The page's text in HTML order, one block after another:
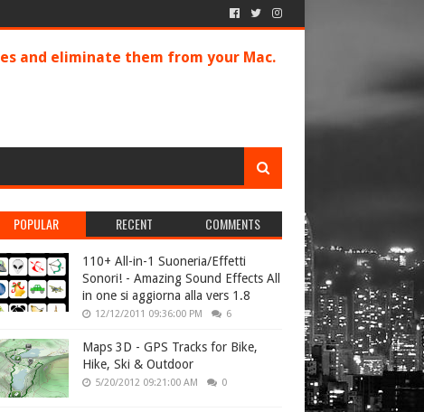
and eliminate them from your Mac.
POPULAR RECENT COMMENTS
110+ All-in-1 Suoneria/Effetti
Sonori! - Amazing Sound Effects All
in one si aggiorna alla vers 1.8
12/12/2011 09:36:00 PM 6
Maps 3D - GPS Tracks for Bike,
Hike, Ski & Outdoor
5/20/2012 09:21:00 AM 0